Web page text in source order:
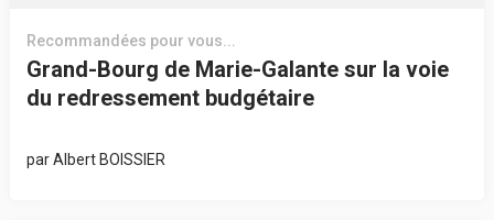
Recommandées pour vous...
Grand-Bourg de Marie-Galante sur la voie
du redressement budgétaire
parAlbert BOISSIER